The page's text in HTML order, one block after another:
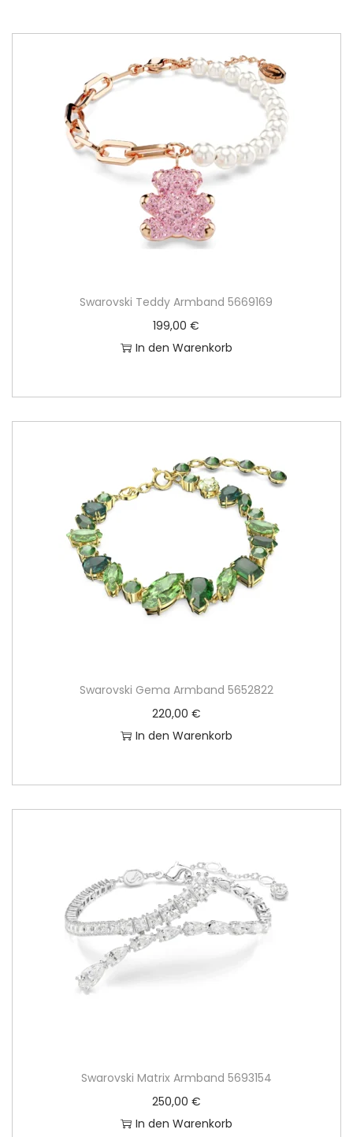
Swarovski Teddy Armband 5669169
199,00€
In den Warenkorb
Swarovski Gema Armband 5652822
220,00 €
In den Warenkorb
Swarovski Matrix Armband 5693154
250,00 €
In den Warenkorb